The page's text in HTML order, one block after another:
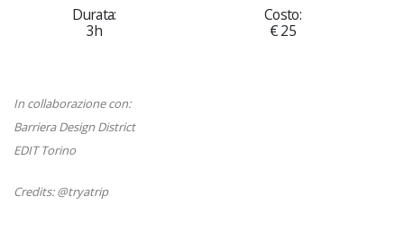
Durata:
3h
Costo:
€ 25
In collaborazione con:
Barriera Design District
EDIT Torino
Credits: @tryatrip